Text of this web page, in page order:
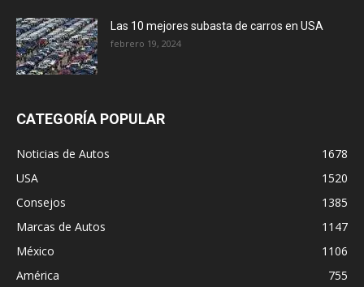
Las 10 mejores subasta de carros en USA
febrero 19, 2024
CATEGORÍA POPULAR
Noticias de Autos
1678
USA
1520
Consejos
1385
Marcas de Autos
1147
México
1106
América
755